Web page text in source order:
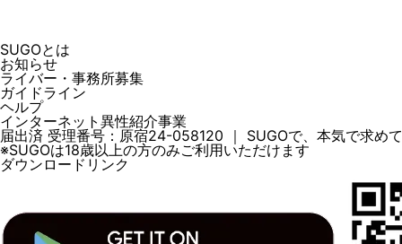
SUGOとは
お知らせ
ライバー・事務所募集
ガイドライン
ヘルプ
インターネット異性紹介事業
届出済 受理番号：原宿24-058120 ｜ SUGOで、本気で求め
※SUGOは18歳以上の方のみご利用いただけます
ダウンロードリンク